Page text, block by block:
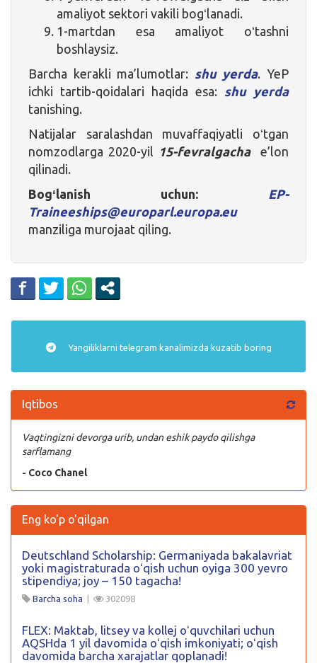
amaliyot sektori vakili bogʻlanadi.
1-martdan esa amaliyot oʻtashni
boshlaysiz.
Barcha kerakli ma’lumotlar: shu yerda. YeP
ichki tartib-qoidalari haqida esa: shu yerda
tanishing.
Natijalar saralashdan muvaffaqiyatli oʻtgan
nomzodlarga 2020-yil 15-fevralgacha
e’lon
qilinadi.
Bogʻlanish uchun:
EP-
Traineeships@europarl.europa.eu
manziliga murojaat qiling.
Yangiliklarni telegram kanalimizda kuzatib boring
Iqtibos
Vaqtingizni devorga urib, undan eshik paydo qilishga
sarflamang
- Coco Chanel
Eng ko'p o'qilgan
Deutschland Scholarship: Germaniyada bakalavriat
yoki magistraturada oʻqish uchun oyiga 300 yevro
stipendiya; joy – 150 tagacha!
Barcha soha | 302098
FLEX: Maktab, litsey va kollej oʻquvchilari uchun
AQSHda 1 yil davomida oʻqish imkoniyati; oʻqish
davomida barcha xarajatlar qoplanadi!